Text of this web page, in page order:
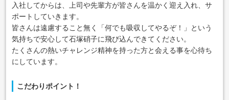
入社してからは、上司や先輩方が皆さんを温かく迎え入れ、サ
ポートしていきます。
皆さんは遠慮すること無く「何でも吸収してやるぞ！」という
気持ちで安心して石塚硝子に飛び込んできてください。
たくさんの熱いチャレンジ精神を持った方と会える事を心待ち
にしています。
こだわりポイント！